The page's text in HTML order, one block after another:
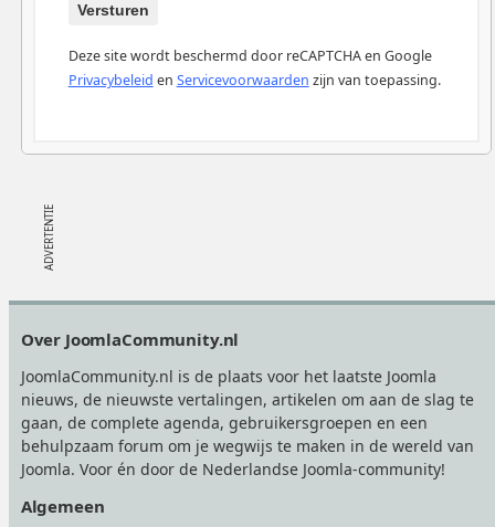
Versturen
Deze site wordt beschermd door reCAPTCHA en Google
Privacybeleid en Servicevoorwaarden zijn van toepassing.
Over JoomlaCommunity.nl
JoomlaCommunity.nl is de plaats voor het laatste Joomla
nieuws, de nieuwste vertalingen, artikelen om aan de slag te
gaan, de complete agenda, gebruikersgroepen en een
behulpzaam forum om je wegwijs te maken in de wereld van
Joomla. Voor én door de Nederlandse Joomla-community!
Algemeen